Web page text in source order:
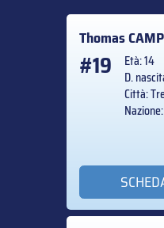
Thomas
#19
Età: 14
D.
Città: